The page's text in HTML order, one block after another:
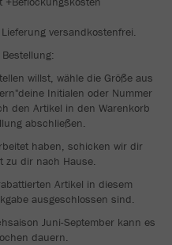
versandkostenfrei.
willst, wähle die Größe aus
Initialen oder Nummer
den Artikel in den Warenkorb
abschließen.
haben, schicken wir dir
zu dir nach Hause.
Artikel in diesem
ausgeschlossen sind.
Juni-September kann es
dauern.